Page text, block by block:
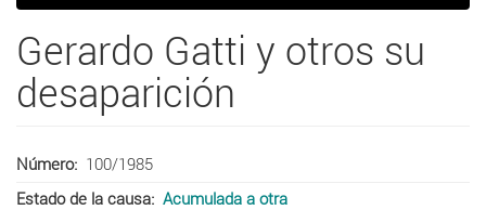
Gerardo Gatti y otros su
desaparición
Número
100/1985
Estado de la causa
Acumulada a otra